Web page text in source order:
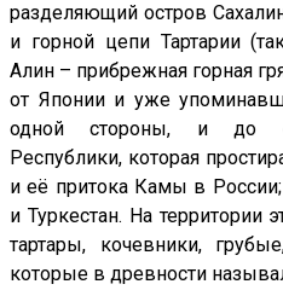
разделяющий остров
и горной цепи Тартарии
Алин – прибрежная горная
от Японии и уже
одной стороны, и до
Республики, которая
и её притока Камы в
и Туркестан. На территории
тартары, кочевники,
которые в древности